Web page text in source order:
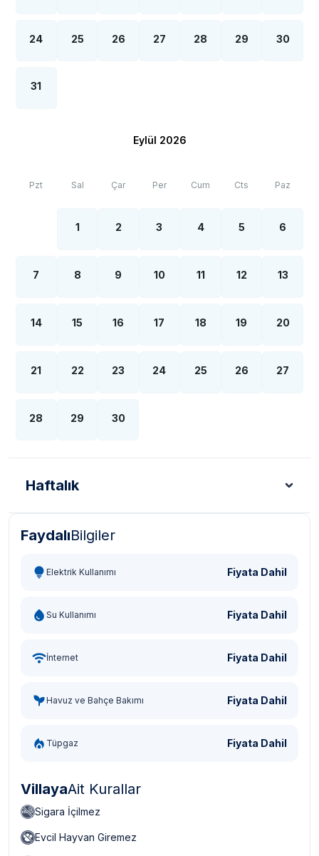
24 25 26 27 28 29 30
31
Eylül 2026
Pzt Sal Çar Per Cum Cts Paz
1 2 3 4 5 6
7 8 9 10 11 12 13
14 15 16 17 18 19 20
21 22 23 24 25 26 27
28 29 30
Haftalık
Türk Lirası - TL
FaydalıBilgiler
Elektrik Kullanımı Fiyata Dahil
Su Kullanımı Fiyata Dahil
İnternet Fiyata Dahil
Havuz ve Bahçe Bakımı Fiyata Dahil
Tüpgaz Fiyata Dahil
VillayaAit Kurallar
Sigara İçilmez
Evcil Hayvan Giremez